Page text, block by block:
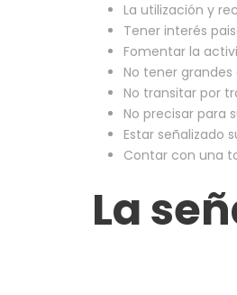
La utilización y
Tener interés
Fomentar la
No tener
No transitar por
No precisar para
Estar señalizado
Contar con una
La